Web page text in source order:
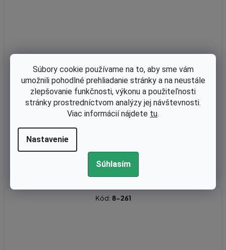
Súbory cookie používame na to, aby sme vám
umožnili pohodlné prehliadanie stránky a na neustále
zlepšovanie funkčnosti, výkonu a použiteľnosti
stránky prostredníctvom analýzy jej návštevnosti.
Viac informácií nájdete tu.
Nastavenie
Súhlasím
Remeň Husqvarna Rider 850-12 nahrádza 531005022, : 58953
0801
Skladom
€16,67 bez DPH
€20,50
Kód:8-261